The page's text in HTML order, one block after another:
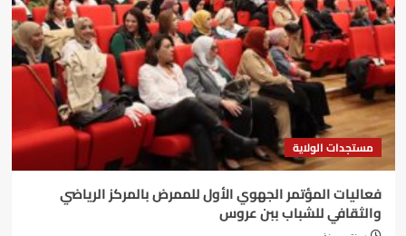
مستجدات الولاية
فعاليات المؤتمر الجهوي الأول للممرض بالمركز الرياضي
والثقافي للشباب ببن عروس